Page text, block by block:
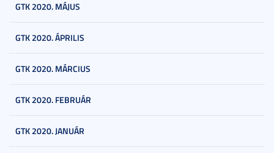
GTK 2020. MÁJUS
GTK 2020. ÁPRILIS
GTK 2020. MÁRCIUS
GTK 2020. FEBRUÁR
GTK 2020. JANUÁR